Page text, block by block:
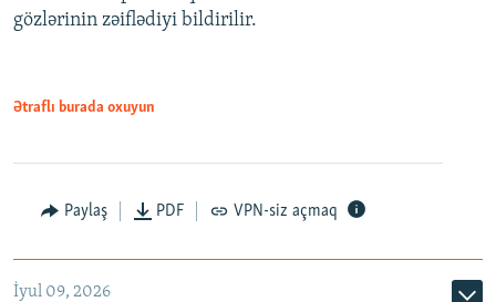
gözlərinin zəiflədiyi bildirilir.
Ətraflı burada oxuyun
Paylaş PDF VPN-siz açmaq
İyul 09, 2026